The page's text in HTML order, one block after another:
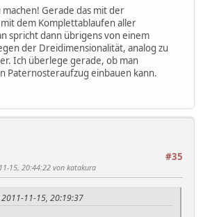
machen! Gerade das mit der
dem Komplettablaufen aller
spricht dann übrigens von einem
der Dreidimensionalität, analog zu
Ich überlege gerade, ob man
Paternosteraufzug einbauen kann.
#35
15, 20:44:22 von katakura
11-15, 20:19:37